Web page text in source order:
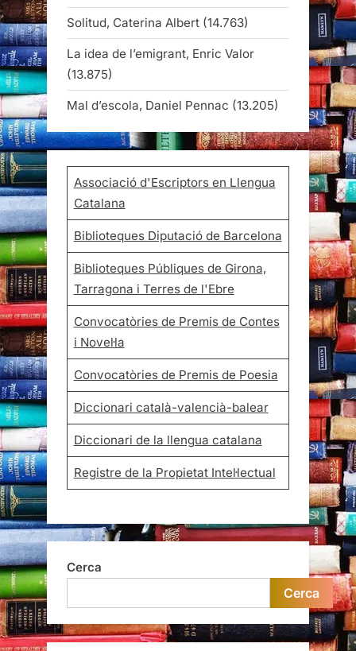
Solitud, Caterina Albert (14.763)
La idea de l’emigrant, Enric Valor
(13.875)
Mal d’escola, Daniel Pennac (13.205)
Associació d'Escriptors en Llengua
Catalana
Biblioteques Diputació de Barcelona
Biblioteques Públiques de Girona,
Tarragona i Terres de l'Ebre
Convocatòries de Premis de Contes
i Novel·la
Convocatòries de Premis de Poesia
Diccionari català-valencià-balear
Diccionari de la llengua catalana
Registre de la Propietat Intel·lectual
Cerca
Cerca